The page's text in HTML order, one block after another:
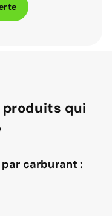
produits qui
carburant :